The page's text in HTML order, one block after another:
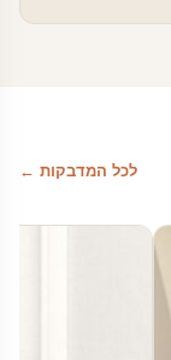
לכל המדבקות ←